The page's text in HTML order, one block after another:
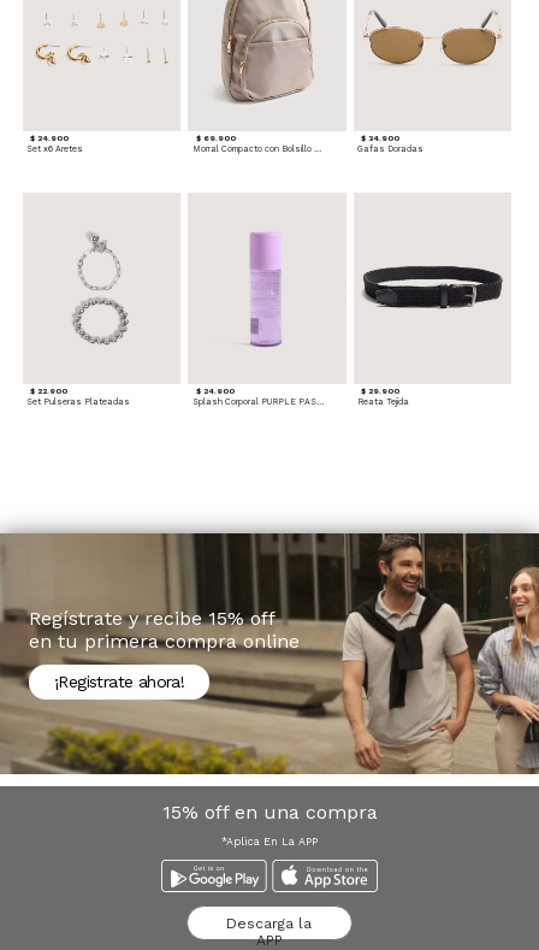
$ 24.900
Set x6 Aretes
$ 69.900
Morral Compacto con Bolsillo Frontal
$ 34.900
Gafas Doradas
$ 22.900
Set Pulseras Plateadas
$ 24.900
Splash Corporal PURPLE PASSION - Floral
$ 29.900
Reata Tejida
Regístrate y recibe 15% off
en tu primera compra online
¡Registrate ahora!
15% off en una compra
*Aplica En La APP
Descarga la
APP